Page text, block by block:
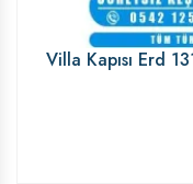
Villa Kapısı Erd